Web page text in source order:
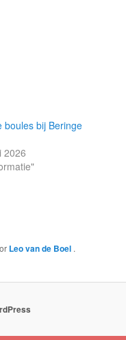
boules bij Beringe
2026
Leo van de Boel .